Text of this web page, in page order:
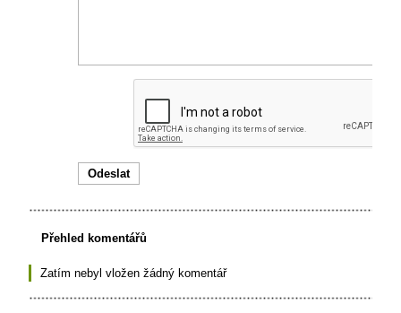
Přehled komentářů
Zatím nebyl vložen žádný komentář